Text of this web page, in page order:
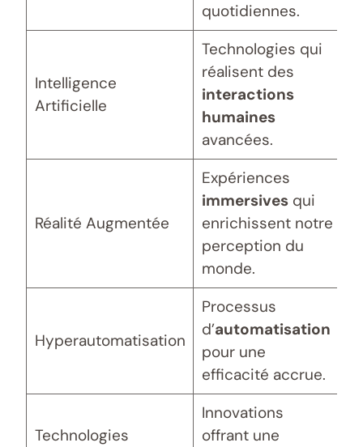
quotidiennes.
Intelligence
Artificielle
Technologies qui
réalisent des
interactions
humaines
avancées.
Réalité Augmentée
Expériences
immersivesqui
enrichissent notre
perception du
monde.
Hyperautomatisation
Processus
d’automatisation
pour une
efficacité accrue.
Technologies
Innovations
offrant une